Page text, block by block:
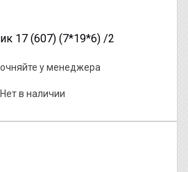
17 (607) (7*19*6) /2
у менеджера
Нет в наличии